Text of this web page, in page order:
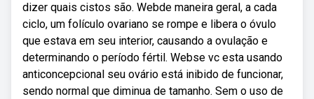
dizer quais cistos são. Webde maneira geral, a cada
ciclo, um folículo ovariano se rompe e libera o óvulo
que estava em seu interior, causando a ovulação e
determinando o período fértil. Webse vc esta usando
anticoncepcional seu ovário está inibido de funcionar,
sendo normal que diminua de tamanho. Sem o uso de